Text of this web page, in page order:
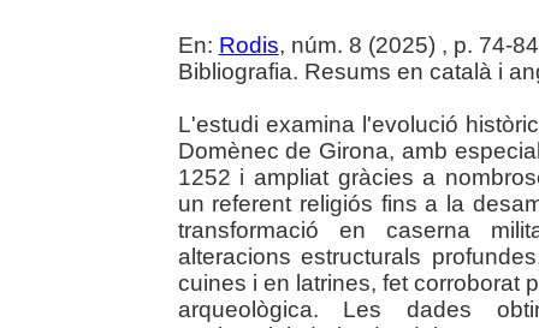
En: Rodis, núm. 8 (2025) , p. 74-
Bibliografia. Resums en català i
L'estudi examina l'evolució
Domènec de Girona, amb
1252 i ampliat gràcies a
un referent religiós fins a la
transformació en caserna
alteracions estructurals
cuines i en latrines, fet corroborat
arqueològica. Les dades